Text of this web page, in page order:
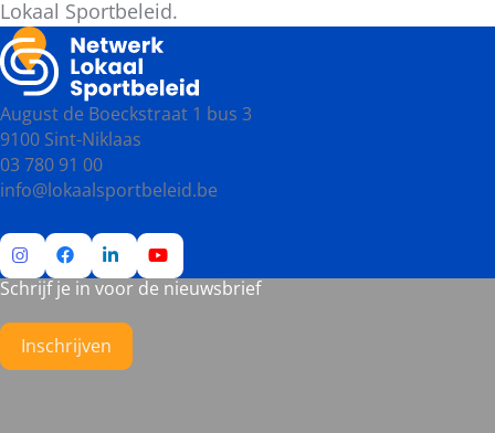
Lokaal Sportbeleid.
August de Boeckstraat 1 bus 3
9100 Sint-Niklaas
03 780 91 00
info@lokaalsportbeleid.be
Ga
Instagram
Ga
Facebook
Ga
LinkedIn
Ga
Schrijf je in voor de nieuwsbrief
Inschrijven